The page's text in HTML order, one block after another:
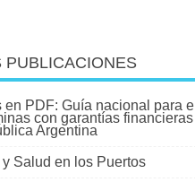
PUBLICACIONES
en PDF: Guía nacional para el
con garantías financieras
Argentina
Salud en los Puertos